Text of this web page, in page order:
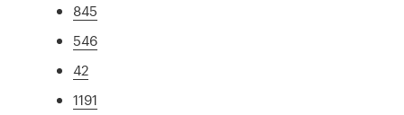
845
546
42
1191